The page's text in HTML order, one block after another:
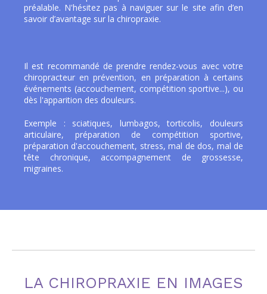
préalable. N'hésitez pas à naviguer sur le site afin d’en
savoir d’avantage sur la chiropraxie.
Il est recommandé de prendre rendez-vous avec votre
chiropracteur en prévention, en préparation à certains
événements (accouchement, compétition sportive...), ou
dès l'apparition des douleurs.
Exemple : sciatiques, lumbagos, torticolis, douleurs
articulaire, préparation de compétition sportive,
préparation d'accouchement, stress, mal de dos, mal de
tête chronique, accompagnement de grossesse,
migraines.
LA CHIROPRAXIE EN IMAGES